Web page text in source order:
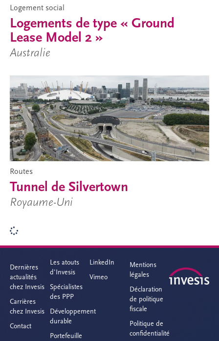
Logement social
Logements de type « Ground
Lease Model 2 »
Australie
Routes
Tunnel de Silvertown
Royaume-Uni
Chemin de fer
Cross River Rail